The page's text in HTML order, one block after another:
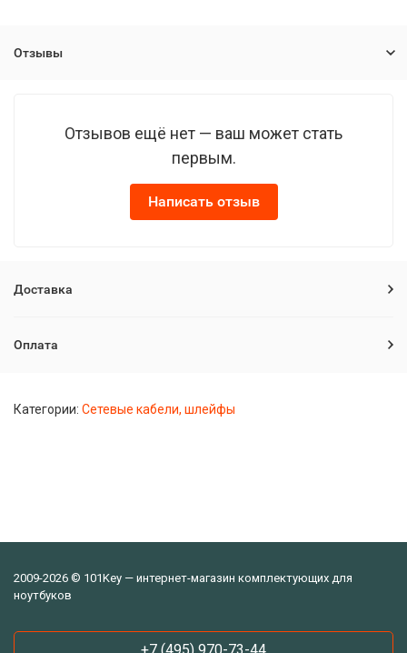
Отзывы
Отзывов ещё нет — ваш может стать
первым.
Написать отзыв
Доставка
Оплата
Категории: Сетевые кабели, шлейфы
2009-2026 © 101Key — интернет-магазин комплектующих для
ноутбуков